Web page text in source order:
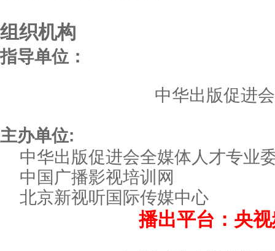
组织机构
指导单位：
中华出版促进会
主办单位:
中华出版促进会全媒体人才专业
中国广播影视培训网
北京新视听国际传媒中心
播出平台： 央